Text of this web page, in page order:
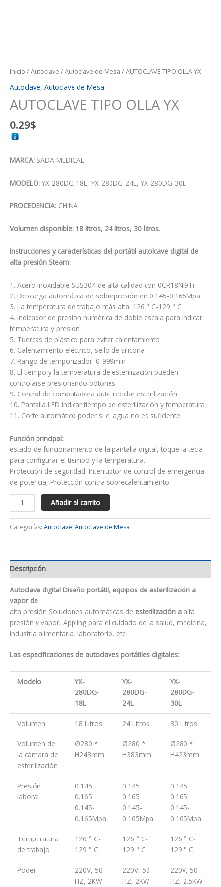
Inicio /Autoclave /Autoclave de Mesa / AUTOCLAVE TIPO OLLA YX
Autoclave, Autoclave de Mesa
AUTOCLAVE TIPO OLLA YX
0.29$
MARCA: SADA MEDICAL
MODELO: YX-280DG-18L, YX-280DG-24L, YX-280DG-30L
PROCEDENCIA: CHINA
Volumen disponible: 18 litros, 24 litros, 30 litros.
Instrucciones y características del portátil autolcave digital de
alta presión Steam:
1. Acero inoxidable SUS304 de alta calidad con 0CR18Ni9Ti
2. Descarga automática de sobrepresión en 0.145-0.165Mpa
3. La temperatura de trabajo más alta: 126 ° C-129 ° C
4. Indicador de presión numérica de doble escala para indicar
temperatura y presión
5. Tuercas de plástico para evitar calentamiento
6. Calentamiento eléctrico, sello de silicona
7. Rango de temporizador: 0-999min
8. El tiempo y la temperatura de esterilización pueden
controlarse presionando botones
9. Control de computadora auto reciclar esterilización
10. Pantalla LED indicar tiempo de esterilización y temperatura
11. Corte automático poder si el agua no es suficiente
Función principal:
estado de funcionamiento de la pantalla digital, toque la tecla
para configurar el tiempo y la temperatura.
Protección de seguridad: Interruptor de control de emergencia
de potencia, Protección contra sobrecalentamiento.
Añadir al carrito
Categorías: Autoclave, Autoclave de Mesa
Descripción
Autoclave digital Diseño portátil, equipos de esterilización a
vapor de
alta presión Soluciones automáticas de esterilización a alta
presión y vapor, Appling para el cuidado de la salud, medicina,
industria alimentaria, laboratorio, etc.
Las especificaciones de autoclaves portátiles digitales:
Modelo
YX-
280DG-
18L
YX-
280DG-
24L
YX-
280DG-
30L
Volumen 18 Litros 24 Litros 30 Litros
Volumen de
la cámara de
esterilización
Ø280 *
H243mm
Ø280 *
H383mm
Ø280 *
H423mm
Presión
laboral
0.145-
0.165
0.145-
0.165Mpa
0.145-
0.165
0.145-
0.165Mpa
0.145-
0.165
0.145-
0.165Mpa
Temperatura
de trabajo
126 ° C-
129 ° C
126 ° C-
129 ° C
126 ° C-
129 ° C
Poder
220V, 50
HZ, 2KW
220V, 50
HZ, 2KW
220V, 50
HZ, 2.5KW